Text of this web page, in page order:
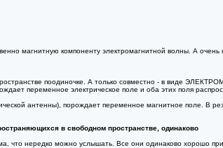
магнитную компоненту электромагнитной волны. А
поодиночке. А только совместно - в виде
переменное электрическое поле и оба этих поля
антенны), порождает переменное магнитное поле. В
в свободном пространстве, одинаково
что нередко можно услышать. Все они одинаково хорошо